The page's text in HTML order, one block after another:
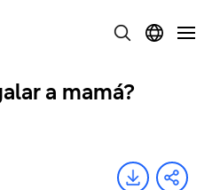
a mamá?